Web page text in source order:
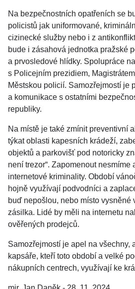
Na bezpečnostních opatřeních se
policistů jak uniformované,
cizinecké služby nebo i z
bude i zásahová jednotka pražské
a prvosledové hlídky. Spolupráce
s Policejním prezidiem,
Městskou policií. Samozřejmostí je
a komunikace s ostatními
republiky.
Na místě je také zmínit preventivní
týkat oblasti kapesních krádeží,
objektů a parkovišť pod notoricky
není trezor“. Zapomenout nesmíme
internetové kriminality. Období
hojně využívají podvodníci a
buď nepošlou, nebo místo vysněné
zásilka. Lidé by měli na internetu
ověřených prodejců.
Samozřejmostí je apel na všechny,
kapsáře, kteří toto období a velké
nákupních centrech, využívají ke